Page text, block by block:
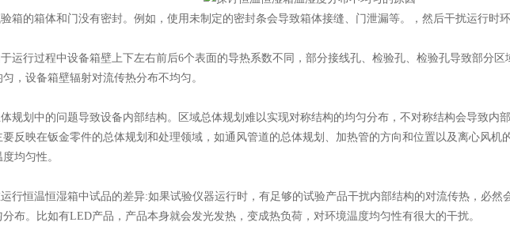
的箱体和门没有密封。例如，使用未制定的密封条会导致箱体接缝、门泄漏等。，然后干扰运行时环
行过程中设备箱壁上下左右前后6个表面的导热系数不同，部分接线孔、检验孔、检验孔导致部分区
，设备箱壁辐射对流传热分布不均匀。
划中的问题导致设备内部结构。区域总体规划难以实现对称结构的均匀分布，不对称结构会导致内部
要反映在钣金零件的总体规划和处理领域，如通风管道的总体规划、加热管的方向和位置以及离心风机
均匀性。
恒温恒湿箱中试品的差异:如果试验仪器运行时，有足够的试验产品干扰内部结构的对流传热，必然
分布。比如有LED产品，产品本身就会发光发热，变成热负荷，对环境温度均匀性有很大的干扰。